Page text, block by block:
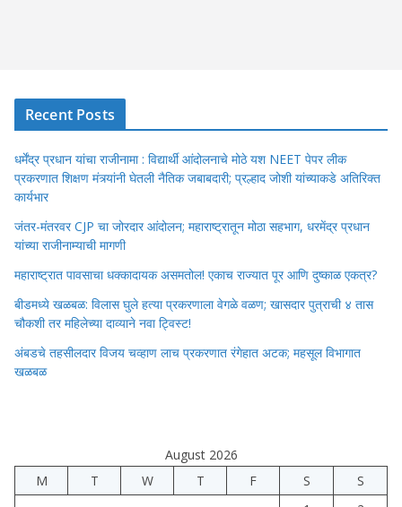
Recent Posts
धर्मेंद्र प्रधान यांचा राजीनामा : विद्यार्थी आंदोलनाचे मोठे यश NEET पेपर लीक
प्रकरणात शिक्षण मंत्र्यांनी घेतली नैतिक जबाबदारी; प्रल्हाद जोशी यांच्याकडे अतिरिक्त
कार्यभार
जंतर-मंतरवर CJP चा जोरदार आंदोलन; महाराष्ट्रातून मोठा सहभाग, धरमेंद्र प्रधान
यांच्या राजीनाम्याची मागणी
महाराष्ट्रात पावसाचा धक्कादायक असमतोल! एकाच राज्यात पूर आणि दुष्काळ एकत्र?
बीडमध्ये खळबळ: विलास घुले हत्या प्रकरणाला वेगळे वळण; खासदार पुत्राची ४ तास
चौकशी तर महिलेच्या दाव्याने नवा ट्विस्ट!
अंबडचे तहसीलदार विजय चव्हाण लाच प्रकरणात रंगेहात अटक; महसूल विभागात
खळबळ
August 2026
M
T W T F S
S